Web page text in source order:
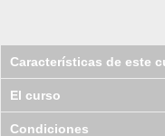
Características de este
El curso
Condiciones